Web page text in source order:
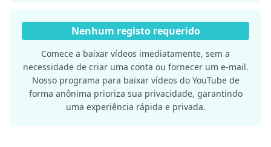
Nenhum registo requerido
Comece a baixar vídeos imediatamente, sem a
necessidade de criar uma conta ou fornecer um e-mail.
Nosso programa para baixar vídeos do YouTube de
forma anônima prioriza sua privacidade, garantindo
uma experiência rápida e privada.